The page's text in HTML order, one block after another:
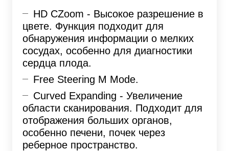
HD CZoom - Высокое разрешение в
цвете. Функция подходит для
обнаружения информации о мелких
сосудах, особенно для диагностики
сердца плода.
Free Steering M Mode.
Curved Expanding - Увеличение
области сканирования. Подходит для
отображения больших органов,
особенно печени, почек через
реберное пространство.